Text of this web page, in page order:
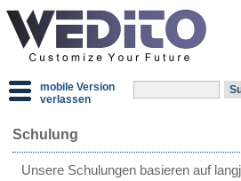
mobile Version
verlassen
Schulung
Unsere Schulungen basieren auf